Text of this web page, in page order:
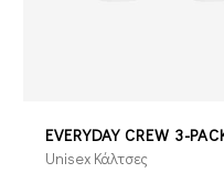
EVERYDAY CREW 3-
Unisex Κάλτσες